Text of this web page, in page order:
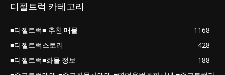
디젤트럭 카테고리
■디젤트럭■ 추천.매물
1168
■디젤트럭스토리
428
■디젤트럭■화물.정보
188